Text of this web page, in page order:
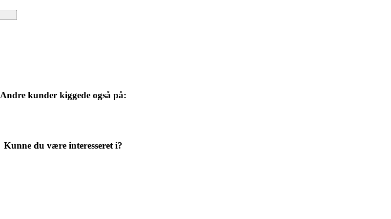
Andre kunder kiggede også på:
Kunne du være interesseret i?